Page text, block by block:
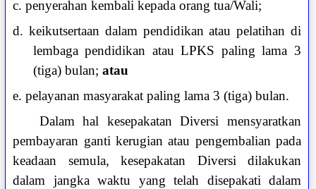
c. penyerahan kembali kepada orang tua/Wali;
d. keikutsertaan dalam pendidikan atau pelatihan di
lembaga pendidikan atau LPKS paling lama 3
(tiga) bulan; atau
e. pelayanan masyarakat paling lama 3 (tiga) bulan.
Dalam hal kesepakatan Diversi mensyaratkan
pembayaran ganti kerugian atau pengembalian pada
keadaan semula, kesepakatan Diversi dilakukan
dalam jangka waktu yang telah disepakati dalam